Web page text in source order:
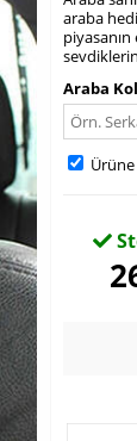
araba
Araba